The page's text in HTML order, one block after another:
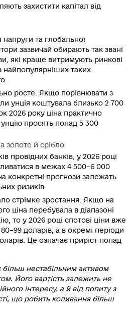
захистити капітал від
напруги та глобальної
зазвичай обирають так звані
які краще витримують ринкові
найпопулярніших таких
росте. Якщо порівнювати з
унція коштувала близько 2 700
2026 року ціна практично
унцію просять понад 5 300
золото й срібло
провідних банків, у 2026 році
в межах 4 500–6 000
конкретні прогнози залежать
ризиків.
стрімке зростання. Якщо на
ціна перебувала в діапазоні
то у 2026 році спотові ціни вже
80–99 доларів, а в окремі періоди
Це означає приріст понад
більш нестабільним активом
Його вартість залежить не
інтересу, а й від попиту з
що робить коливання більш